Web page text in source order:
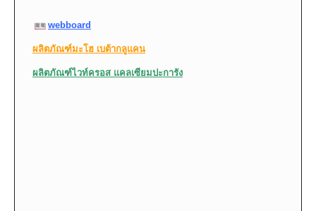
webboard
ผลิตภัณฑ์มะโฮ เบต้ากลูแคน
ผลิตภัณฑ์ไวท์ครอส แคลเซียมปะการัง